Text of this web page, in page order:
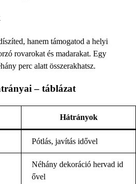
hanem támogatod a helyi
rovarokat és madarakat. Egy
perc alatt összerakhatsz.
– táblázat
Hátrányok
Pótlás, javítás idővel
Néhány dekoráció hervad id
ővel